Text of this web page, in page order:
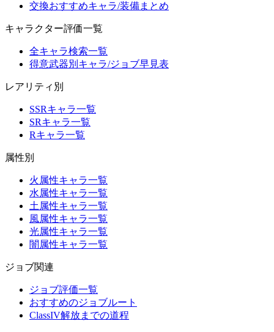
交換おすすめキャラ/装備まとめ
キャラクター評価一覧
全キャラ検索一覧
得意武器別キャラ/ジョブ早見表
レアリティ別
SSRキャラ一覧
SRキャラ一覧
Rキャラ一覧
属性別
火属性キャラ一覧
水属性キャラ一覧
土属性キャラ一覧
風属性キャラ一覧
光属性キャラ一覧
闇属性キャラ一覧
ジョブ関連
ジョブ評価一覧
おすすめのジョブルート
ClassIV解放までの道程